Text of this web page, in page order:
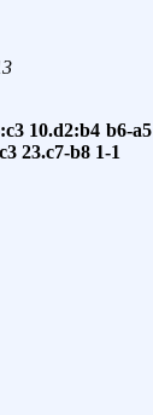
10.d2:b4 b6-a5
23.c7-b8 1-1